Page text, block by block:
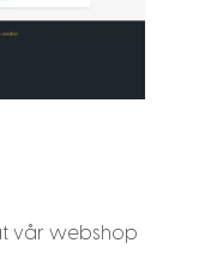
vår webshop